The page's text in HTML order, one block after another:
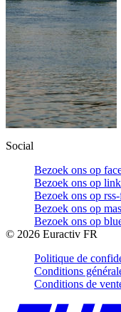
Social
Bezoek ons op
Bezoek ons op
Bezoek ons op
Bezoek ons op
Bezoek ons op
© 2026 Euractiv FR
Politique de
Conditions
Conditions de